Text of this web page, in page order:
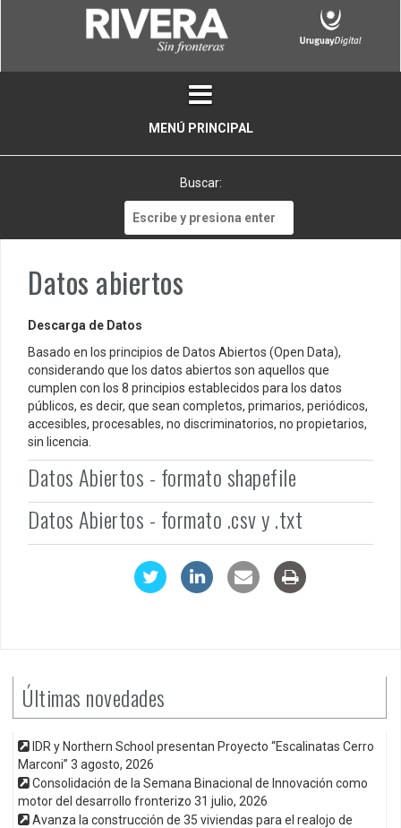
MENÚ PRINCIPAL
Buscar:
Datos abiertos
Descarga de Datos
Basado en los principios de Datos Abiertos (Open Data),
considerando que los datos abiertos son aquellos que
cumplen con los 8 principios establecidos para los datos
públicos, es decir, que sean completos, primarios, periódicos,
accesibles, procesables, no discriminatorios, no propietarios,
sin licencia.
Datos Abiertos - formato shapefile
Datos Abiertos - formato .csv y .txt
Últimas novedades
IDR y Northern School presentan Proyecto “Escalinatas Cerro
Marconi” 3 agosto, 2026
Consolidación de la Semana Binacional de Innovación como
motor del desarrollo fronterizo 31 julio, 2026
Avanza la construcción de 35 viviendas para el realojo de